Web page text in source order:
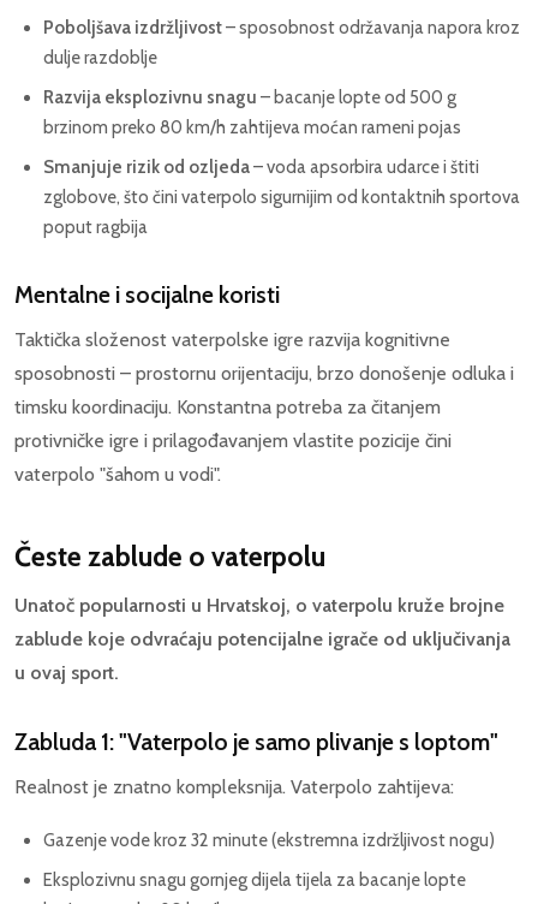
Poboljšava izdržljivost– sposobnost održavanja napora kroz
dulje razdoblje
Razvija eksplozivnu snagu – bacanje lopte od 500 g
brzinom preko 80 km/h zahtijeva moćan rameni pojas
Smanjuje rizik od ozljeda– voda apsorbira udarce i štiti
zglobove, što čini vaterpolo sigurnijim od kontaktnih sportova
poput ragbija
Mentalne i socijalne koristi
Taktička složenost vaterpolske igre razvija kognitivne
sposobnosti – prostornu orijentaciju, brzo donošenje odluka i
timsku koordinaciju. Konstantna potreba za čitanjem
protivničke igre i prilagođavanjem vlastite pozicije čini
vaterpolo "šahom u vodi".
Česte zablude o vaterpolu
Unatoč popularnosti u Hrvatskoj, o vaterpolu kruže brojne
zablude koje odvraćaju potencijalne igrače od uključivanja
u ovaj sport.
Zabluda 1: "Vaterpolo je samo plivanje s loptom"
Realnost je znatno kompleksnija. Vaterpolo zahtijeva:
Gazenje vode kroz 32 minute (ekstremna izdržljivost nogu)
Eksplozivnu snagu gornjeg dijela tijela za bacanje lopte